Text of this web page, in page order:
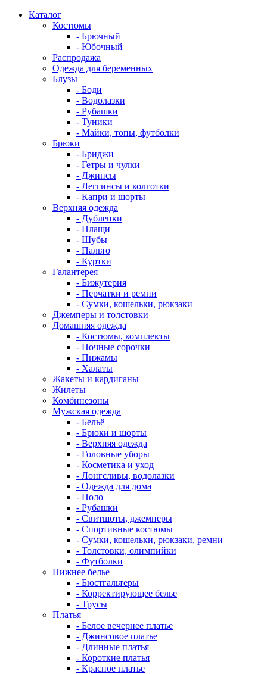
Каталог
Костюмы
- Брючный
- Юбочный
Распродажа
Одежда для беременных
Блузы
- Боди
- Водолазки
- Рубашки
- Туники
- Майки, топы, футболки
Брюки
- Бриджи
- Гетры и чулки
- Джинсы
- Леггинсы и колготки
- Капри и шорты
Верхняя одежда
- Дубленки
- Плащи
- Шубы
- Пальто
- Куртки
Галантерея
- Бижутерия
- Перчатки и ремни
- Сумки, кошельки, рюкзаки
Джемперы и толстовки
Домашняя одежда
- Костюмы, комплекты
- Ночные сорочки
- Пижамы
- Халаты
Жакеты и кардиганы
Жилеты
Комбинезоны
Мужская одежда
- Бельё
- Брюки и шорты
- Верхняя одежда
- Головные уборы
- Косметика и уход
- Лонгсливы, водолазки
- Одежда для дома
- Поло
- Рубашки
- Свитшоты, джемперы
- Спортивные костюмы
- Сумки, кошельки, рюкзаки, ремни
- Толстовки, олимпийки
- Футболки
Нижнее белье
- Бюстгальтеры
- Корректирующее белье
- Трусы
Платья
- Белое вечернее платье
- Джинсовое платье
- Длинные платья
- Короткие платья
- Красное платье